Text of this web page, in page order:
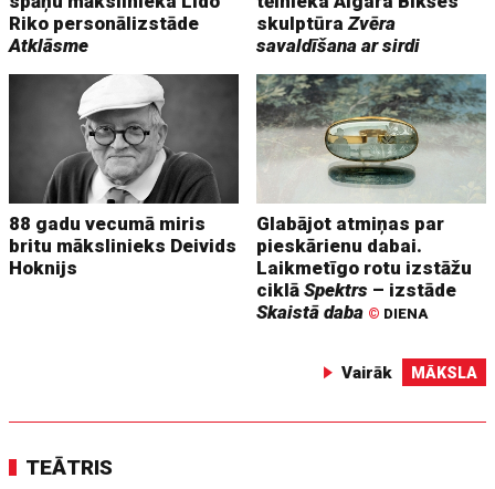
Riko personālizstāde
Atklāsme
skulptūraZvēra
savaldīšana ar sirdi
88 gadu vecumā miris
britu mākslinieks Deivids
Hoknijs
Glabājot atmiņas par
pieskārienu dabai.
Laikmetīgo rotu izstāžu
ciklāSpektrs – izstāde
Skaistā daba © DIENA
Vairāk MĀKSLA
TEĀTRIS